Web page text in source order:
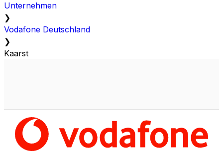
Unternehmen
❯
Vodafone Deutschland
❯
Kaarst